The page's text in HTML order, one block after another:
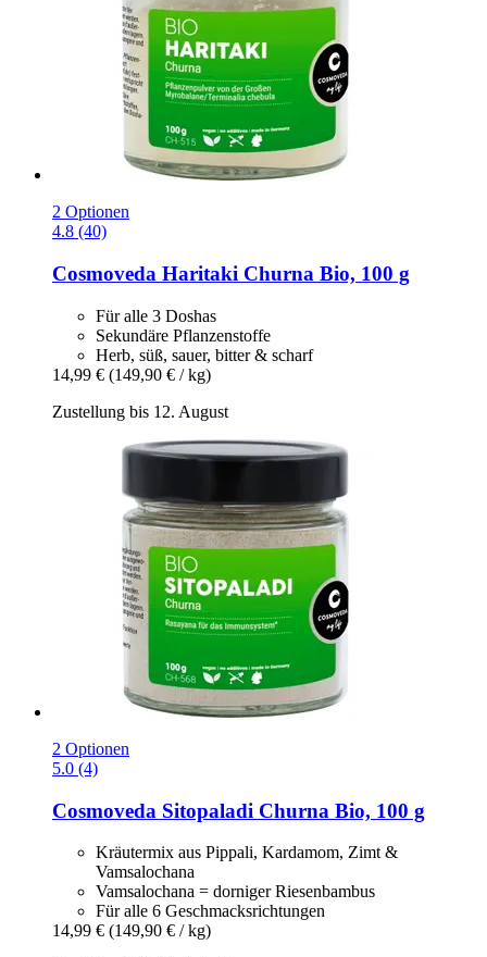
2 Optionen
4.8 (40)
Cosmoveda Haritaki Churna Bio, 100 g
Für alle 3 Doshas
Sekundäre Pflanzenstoffe
Herb, süß, sauer, bitter & scharf
14,99 € (149,90 € / kg)
Zustellung bis 12. August
2 Optionen
5.0 (4)
Cosmoveda Sitopaladi Churna Bio, 100 g
Kräutermix aus Pippali, Kardamom, Zimt &
Vamsalochana
Vamsalochana = dorniger Riesenbambus
Für alle 6 Geschmacksrichtungen
14,99 € (149,90 € / kg)